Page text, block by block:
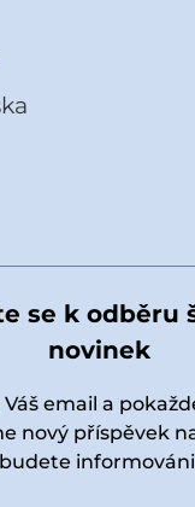
se k odběru
novinek
Váš email a
nový příspěvek
budete